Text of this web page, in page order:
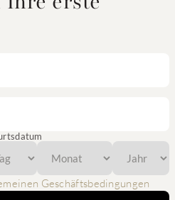
Geschäftsbedingungen